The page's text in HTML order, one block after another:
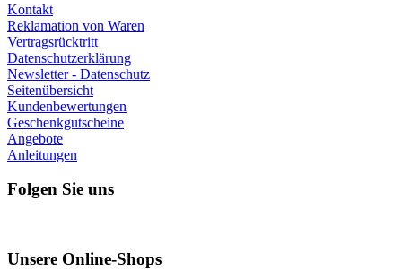
Kontakt
Reklamation von Waren
Vertragsrücktritt
Datenschutzerklärung
Newsletter - Datenschutz
Seitenübersicht
Kundenbewertungen
Geschenkgutscheine
Angebote
Anleitungen
Folgen Sie uns
Unsere Online-Shops